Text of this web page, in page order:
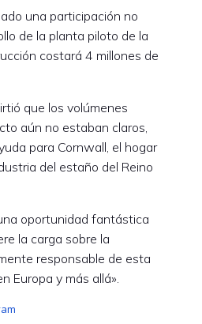
una participación no
de la planta piloto de la
costará 4 millones de
que los volúmenes
aún no estaban claros,
para Cornwall, el hogar
del estaño del Reino
oportunidad fantástica
la carga sobre la
responsable de esta
Europa y más allá».